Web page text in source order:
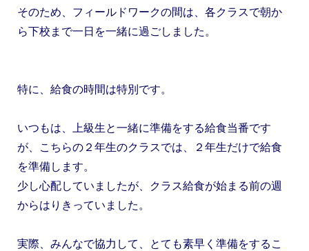
そのため、フィールドワークの間は、各クラスで朝か
ら下校まで一日を一緒に過ごしました。
特に、給食の時間は特別です。
いつもは、上級生と一緒に準備をする給食当番です
が、こちらの２年生のクラスでは、２年生だけで給食
を準備します。
少し心配していましたが、クラス給食が始まる前の週
からはりきっていました。
実際、みんなで協力して、とても素早く準備をするこ